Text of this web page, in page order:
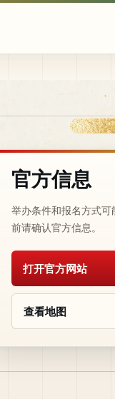
官方信息
举办条件和报名方式
前请确认官方信息。
打开官方网站
查看地图